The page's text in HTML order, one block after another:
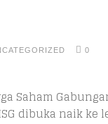
0
Saham
dibuka naik ke